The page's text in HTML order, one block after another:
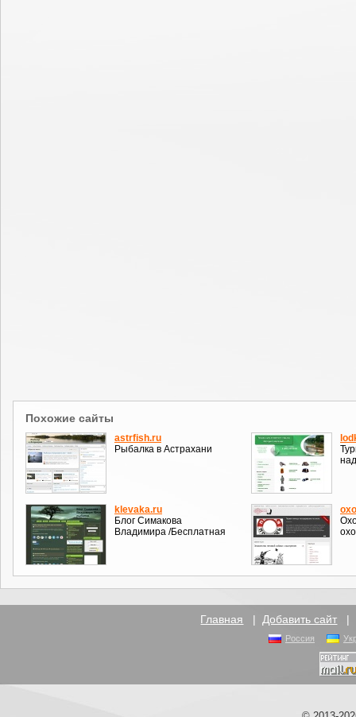
Похожие сайты
astrfish.ru
Рыбалка в Астрахани
klevaka.ru
Блог Симакова
Владимира /Бесплатная
Главная | Добавить сайт |
Россия